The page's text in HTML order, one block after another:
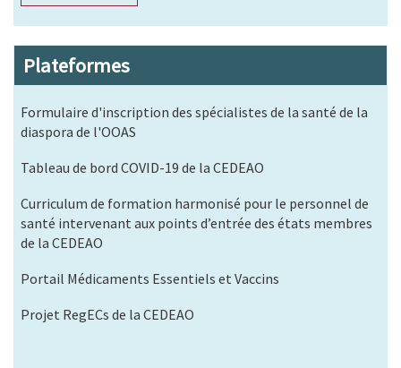
Plateformes
Formulaire d'inscription des spécialistes de la santé de la
diaspora de l'OOAS
Tableau de bord COVID-19 de la CEDEAO
Curriculum de formation harmonisé pour le personnel de
santé intervenant aux points d’entrée des états membres
de la CEDEAO
Portail Médicaments Essentiels et Vaccins
Projet RegECs de la CEDEAO